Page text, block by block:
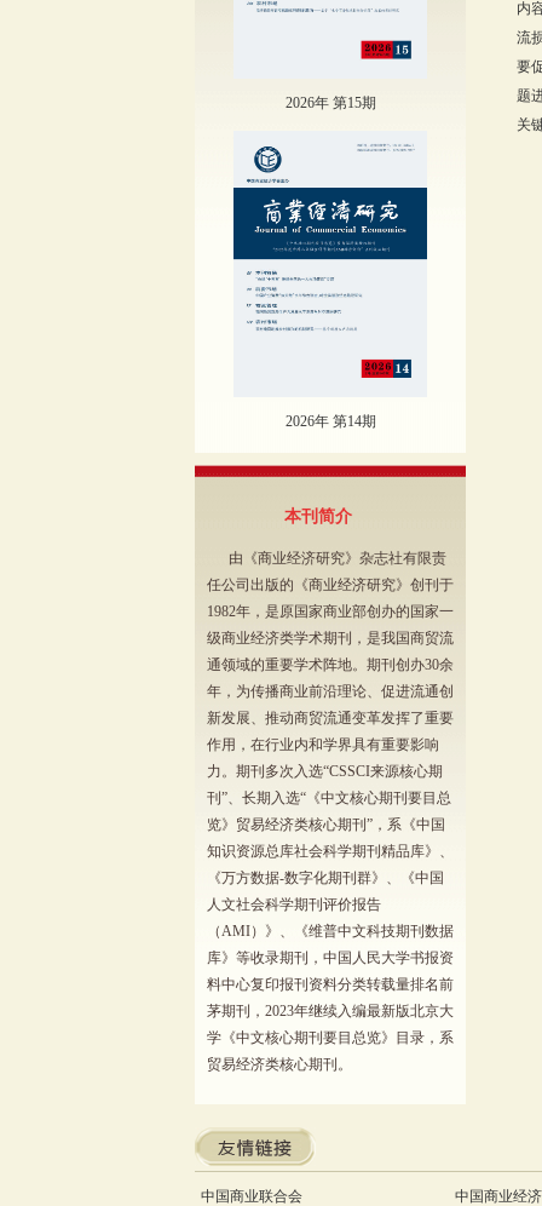
2026年 第15期
2026年 第14期
本刊简介
由《商业经济研究》杂志社有限责
任公司出版的《商业经济研究》创刊于
1982年，是原国家商业部创办的国家一
级商业经济类学术期刊，是我国商贸流
通领域的重要学术阵地。期刊创办30余
年，为传播商业前沿理论、促进流通创
新发展、推动商贸流通变革发挥了重要
作用，在行业内和学界具有重要影响
力。期刊多次入选“CSSCI来源核心期
刊”、长期入选“《中文核心期刊要目总
览》贸易经济类核心期刊”，系《中国
知识资源总库社会科学期刊精品库》、
《万方数据-数字化期刊群》、《中国
人文社会科学期刊评价报告
（AMI）》、《维普中文科技期刊数据
库》等收录期刊，中国人民大学书报资
料中心复印报刊资料分类转载量排名前
茅期刊，2023年继续入编最新版北京大
学《中文核心期刊要目总览》目录，系
贸易经济类核心期刊。
内
流
要
题
关
中国商业联合会 中国商业经